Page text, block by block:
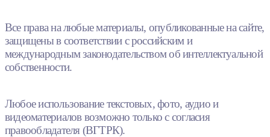
Все права на любые материалы, опубликованные на сайте,
защищены в соответствии с российским и
международным законодательством об интеллектуальной
собственности.
Любое использование текстовых, фото, аудио и
видеоматериалов возможно только с согласия
правообладателя (ВГТРК).